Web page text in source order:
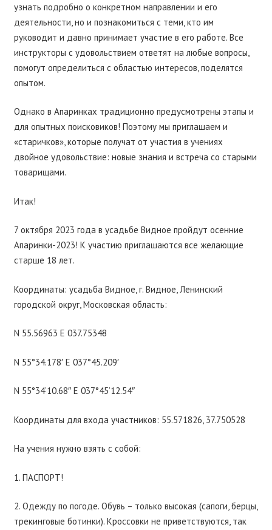
узнать подробно о конкретном направлении и его
деятельности, но и познакомиться с теми, кто им
руководит и давно принимает участие в его работе. Все
инструкторы с удовольствием ответят на любые вопросы,
помогут определиться с областью интересов, поделятся
опытом.
Однако в Апаринках традиционно предусмотрены этапы и
для опытных поисковиков! Поэтому мы приглашаем и
«старичков», которые получат от участия в учениях
двойное удовольствие: новые знания и встреча со старыми
товарищами.
Итак!
7 октября 2023 года в усадьбе Видное пройдут осенние
Апаринки-2023! К участию приглашаются все желающие
старше 18 лет.
Координаты: усадьба Видное, г. Видное, Ленинский
городской округ, Московская область:
N 55.56963 E 037.75348
N 55°34.178′ E 037°45.209′
N 55°34’10.68″ E 037°45’12.54″
Координаты для входа участников: 55.571826, 37.750528
На учения нужно взять с собой:
1. ПАСПОРТ!
2. Одежду по погоде. Обувь – только высокая (сапоги, берцы,
трекинговые ботинки). Кроссовки не приветствуются, так